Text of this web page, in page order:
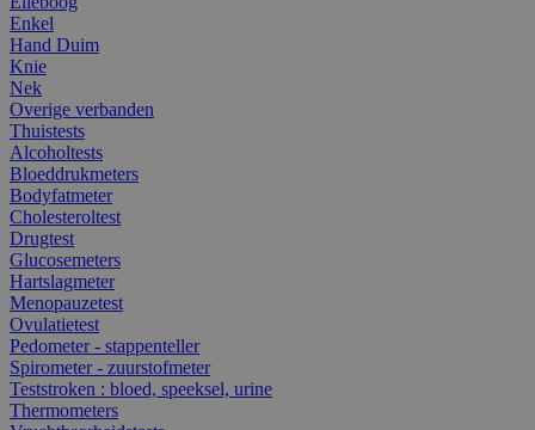
Enkel
Hand Duim
Knie
Nek
Overige verbanden
Thuistests
Alcoholtests
Bloeddrukmeters
Bodyfatmeter
Cholesteroltest
Drugtest
Glucosemeters
Hartslagmeter
Menopauzetest
Ovulatietest
Pedometer - stappenteller
Spirometer - zuurstofmeter
Teststroken : bloed, speeksel, urine
Thermometers